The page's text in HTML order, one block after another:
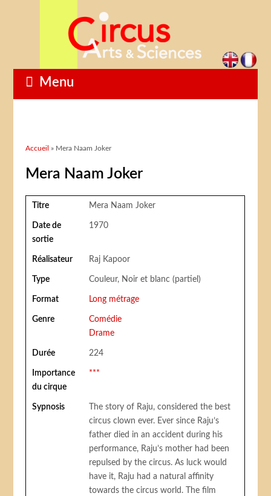
Menu
Vous êtes ici
Accueil » Mera Naam Joker
Mera Naam Joker
Titre Mera Naam Joker
Date de
sortie
1970
Réalisateur Raj Kapoor
Type Couleur, Noir et blanc (partiel)
Format Long métrage
Genre
Comédie
Drame
Durée 224
Importance
du cirque
***
Sypnosis
The story of Raju, considered the best
circus clown ever. Ever since Raju’s
father died in an accident during his
performance, Raju’s mother had been
repulsed by the circus. As luck would
have it, Raju had a natural affinity
towards the circus world. The film